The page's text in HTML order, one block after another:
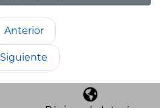
Anterior
Siguiente